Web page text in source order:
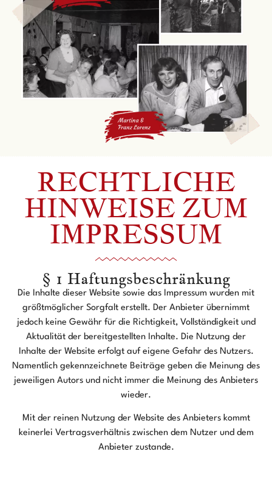
RECHTLICHE
HINWEISE ZUM
IMPRESSUM
§ 1 Haftungsbeschränkung
Die Inhalte dieser Website sowie das Impressum wurden mit
größtmöglicher Sorgfalt erstellt. Der Anbieter übernimmt
jedoch keine Gewähr für die Richtigkeit, Vollständigkeit und
Aktualität der bereitgestellten Inhalte. Die Nutzung der
Inhalte der Website erfolgt auf eigene Gefahr des Nutzers.
Namentlich gekennzeichnete Beiträge geben die Meinung des
jeweiligen Autors und nicht immer die Meinung des Anbieters
wieder.
Mit der reinen Nutzung der Website des Anbieters kommt
keinerlei Vertragsverhältnis zwischen dem Nutzer und dem
Anbieter zustande.